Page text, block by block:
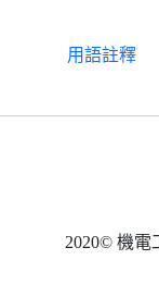
用語註釋
2020© 機電